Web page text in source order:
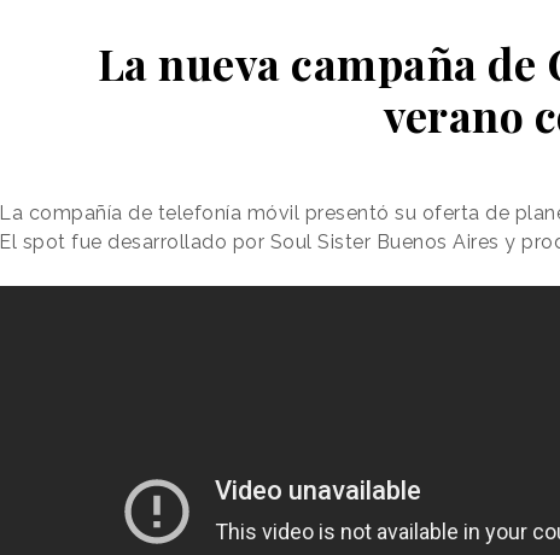
La nueva campaña
verano
La compañía de telefonía móvil presentó su oferta de
El spot fue desarrollado por Soul Sister Buenos Aires y